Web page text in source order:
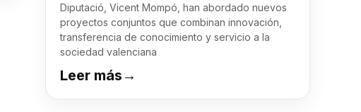
Diputació, Vicent Mompó, han abordado nuevos
proyectos conjuntos que combinan innovación,
transferencia de conocimiento y servicio a la
sociedad valenciana
Leer más →